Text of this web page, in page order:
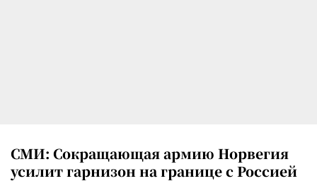
СМИ: Сокращающая армию Норвегия
усилит гарнизон на границе с Россией